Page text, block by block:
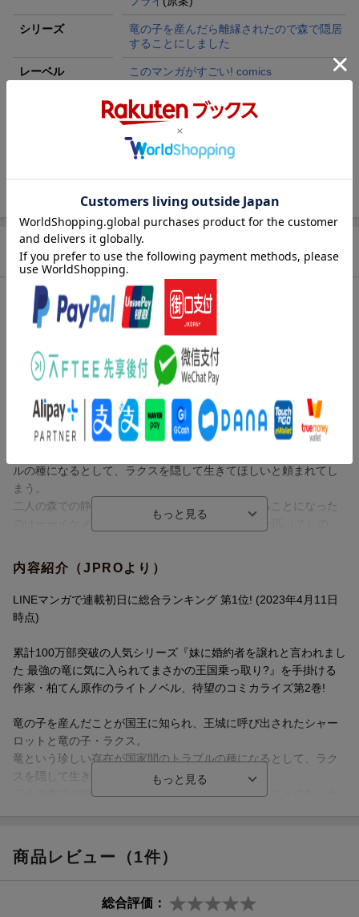
シリーズ
竜の子を産んだら離縁されたので森で隠居
することにしました
レーベル このマンガがすごい! comics
宝島社
単行本
144p
ISBN 9784299045607
商品説明
内容紹介（出版社より）
LINEマンガで連載初日に総合ランキング 第1位！（2023年4月11
日時点）
累計100万部突破の人気シリーズ『妹に婚約者を譲れと言われまし
た 最強の竜に気に入られてまさかの王国乗っ取り？』を手掛け
る作家・柏てん原作のライトノベル、待望のコミカライズ第2巻！
竜の子を産んだことが国王に知られ、王城に呼び出されたシャー
ルの種になるとして、ラクスを隠して生きてほしいと頼まれてし
まう。
二人の森での静かな生活を、一つ屋根の下で見守ることになった
のはーーイケメン騎士団長のジェラルド!? 二人と一匹（？）の、
内容紹介（JPROより）
LINEマンガで連載初日に総合ランキング 第1位! (2023年4月11日
時点)
累計100万部突破の人気シリーズ『妹に婚約者を譲れと言われまし
た 最強の竜に気に入られてまさかの王国乗っ取り?』を手掛ける
作家・柏てん原作のライトノベル、待望のコミカライズ第2巻!
竜の子を産んだことが国王に知られ、王城に呼び出されたシャー
ロットと竜の子・ラクス。
竜という珍しい存在が国家間のトラブルの種になるとして、ラク
スを隠して生きてほしいと頼まれてしまう。
二人の森での静かな生活を、一つ屋根の下で見守ることになった
商品レビュー（1件）
総合評価：